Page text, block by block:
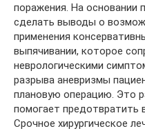
поражения. На основании
сделать выводы о
применения
выпячивании, которое
неврологическими
разрыва аневризмы
плановую операцию. Это
помогает
Срочное хирургическое